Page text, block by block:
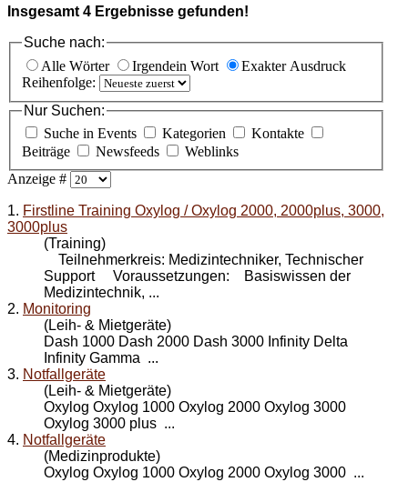
Insgesamt 4 Ergebnisse gefunden!
Suche nach:
Alle Wörter
Irgendein Wort
Exakter Ausdruck
Reihenfolge:
Nur Suchen:
Suche in Events
Kategorien
Kontakte
Beiträge
Newsfeeds
Weblinks
Anzeige #
1. Firstline Training Oxylog / Oxylog 2000, 2000plus, 3000,
3000plus
(Training)
Teilnehmerkreis: Medizintechniker, Technischer
Support Voraussetzungen: Basiswissen der
Medizintechnik, ...
2. Monitoring
(Leih- & Mietgeräte)
Dash 1000 Dash 2000 Dash 3000 Infinity Delta
Infinity Gamma ...
3. Notfallgeräte
(Leih- & Mietgeräte)
Oxylog Oxylog 1000 Oxylog 2000 Oxylog 3000
Oxylog 3000 plus ...
4. Notfallgeräte
(Medizinprodukte)
Oxylog Oxylog 1000 Oxylog 2000 Oxylog 3000 ...